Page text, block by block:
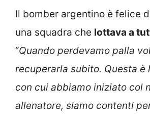
Il bomber argentino è felice
una squadra che lottava a
“Quando perdevamo palla
recuperarla subito. Questa è
con cui abbiamo iniziato col
allenatore, siamo contenti